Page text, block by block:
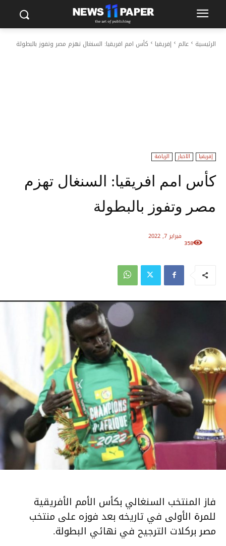
الرئيسية عالم إفريقيا كأس امم افريقيا: السنغال تهزم مصر وتفوز بالبطولة
إفريقيا الاخبار الرياضة
كأس امم افريقيا: السنغال تهزم
مصر وتفوز بالبطولة
فبراير 7, 2022
358
فاز المنتخب السنغالي بكأس الأمم الأفريقية
للمرة الأولى في تاريخه بعد فوزه على منتخب
مصر بركلات الترجيح في نهائي البطولة.